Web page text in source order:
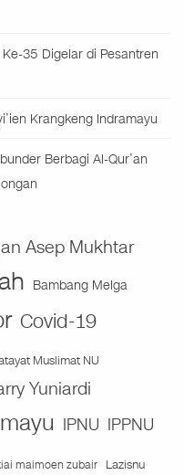
35 Digelar di Pesantren
Krangkeng Indramayu
Berbagi Al-Qur’an
Asep Mukhtar
Bambang Melga
Covid-19
Muslimat NU
Yuniardi
IPNU IPPNU
maimoen zubair
Lazisnu